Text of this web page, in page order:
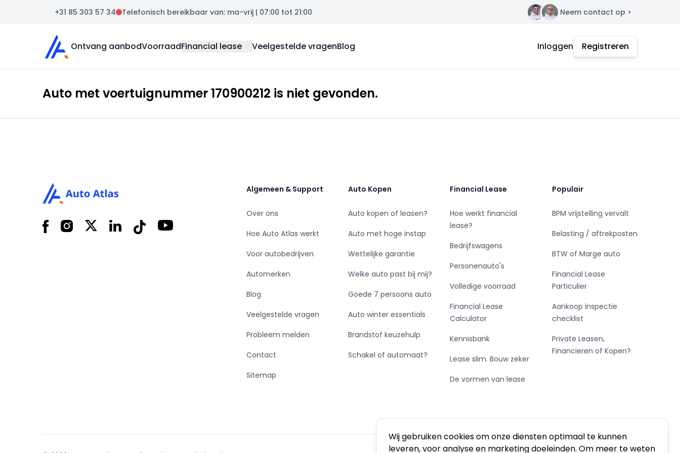
Wij gebruiken cookies om onze diensten optimaal te kunnen
leveren, voor analyse en marketing doeleinden. Om meer te weten
+31 85 303 57 34 Telefonisch bereikbaar van: ma-vrij | 07:00 tot 21:00 Contact Neem contact op >
Auto Atlas
Ontvang aanbodVoorraadFinancial lease Veelgestelde vragenBlog Inloggen Registreren
Auto met voertuignummer 170900212 is niet gevonden.
FacebookInstagram
X LinkedInTiktok YouTube
Algemeen & Support
Over ons
Hoe Auto Atlas werkt
Voor autobedrijven
Automerken
Blog
Veelgestelde vragen
Probleem melden
Contact
Sitemap
Auto Kopen
Auto kopen of leasen?
Auto met hoge instap
Wettelijke garantie
Welke auto past bij mij?
Goede 7 persoons auto
Auto winter essentials
Brandstof keuzehulp
Schakel of automaat?
Financial Lease
Hoe werkt financial
lease?
Bedrijfswagens
Personenauto's
Volledige voorraad
Financial Lease
Calculator
Kennisbank
Lease slim. Bouw zeker
De vormen van lease
Populair
BPM vrijstelling vervalt
Belasting / aftrekposten
BTW of Marge auto
Financial Lease
Particulier
Aankoop inspectie
checklist
Private Leasen,
Financieren of Kopen?